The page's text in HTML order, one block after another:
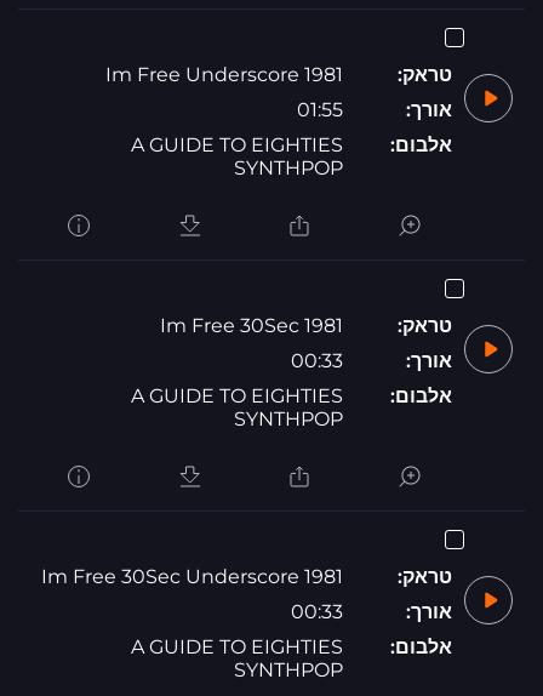
טראק:
1981 Im Free Underscore
אורך:
01:55
אלבום:
A GUIDE TO EIGHTIES
SYNTHPOP
טראק:
1981 Im Free 30Sec
אורך:
00:33
אלבום:
A GUIDE TO EIGHTIES
SYNTHPOP
טראק:
1981 Im Free 30Sec Underscore
אורך:
00:33
אלבום:
A GUIDE TO EIGHTIES
SYNTHPOP